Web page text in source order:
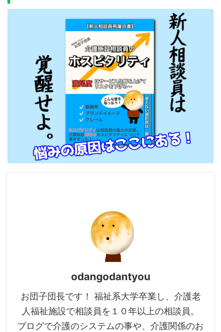
odangodantyou
お団子団長です！ 福祉系大学卒業し、介護老
人福祉施設で相談員を１０年以上の相談員。
ブログで介護のシステムの事や、介護関係のお